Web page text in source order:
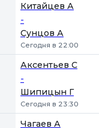
Китайцев А
-
Сунцов А
Сегодня в 22:00
Аксентьев С
-
Шипицын Г
Сегодня в 23:30
Чагаев А